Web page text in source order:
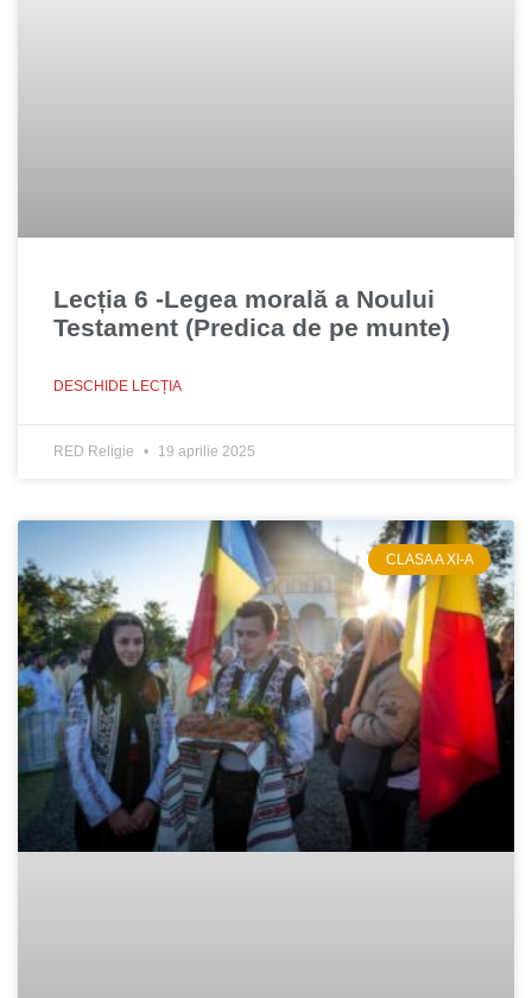
Lecția 6 -Legea morală a Noului
Testament (Predica de pe munte)
DESCHIDE LECȚIA
RED Religie 19 aprilie 2025
CLASA A XI-A